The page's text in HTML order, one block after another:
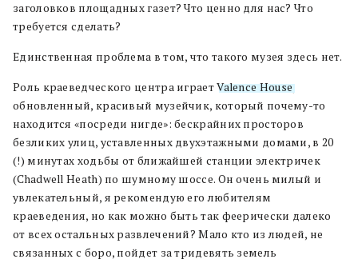
заголовков площадных газет? Что ценно для нас? Что
требуется сделать?
Единственная проблема в том, что такого музея здесь нет.
Роль краеведческого центра играетValence House,
обновленный, красивый музейчик, который почему-то
находится «посреди нигде»: бескрайних просторов
безликих улиц, уставленных двухэтажными домами, в 20
(!) минутах ходьбы от ближайшей станции электричек
(Chadwell Heath) по шумному шоссе. Он очень милый и
увлекательный, я рекомендую его любителям
краеведения, но как можно быть так феерически далеко
от всех остальных развлечений? Мало кто из людей, не
связанных с боро, пойдет за тридевять земель